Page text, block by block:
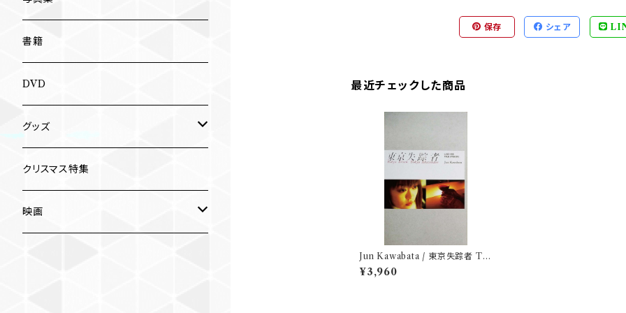
保存 シェア
最近チェックした商品
Jun Kawabata / 東京失踪者 To
kyo Alien. Tokyo Absconder
~LIES AND TRUE STORIES~
¥3,960
南博
ASA-CHANG
Jun Kawabata
Mooney
ミャンマー伝統音楽
Jun Kawabata
旅の記憶
書籍
DVD
グッズ
Tシャツ
クリスマス特集
映画